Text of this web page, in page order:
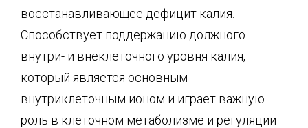
восстанавливающее дефицит калия.
Способствует поддержанию должного
внутри- и внеклеточного уровня калия,
который является основным
внутриклеточным ионом и играет важную
роль в клеточном метаболизме и регуляции